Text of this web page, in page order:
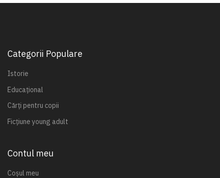
Categorii Populare
Istorie
Educațional
Cărți pentru copii
Ficțiune young adult
Contul meu
Coșul meu